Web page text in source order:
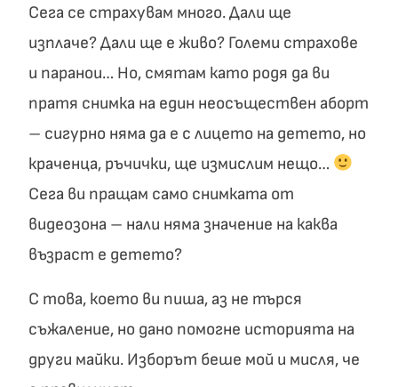
Сега се страхувам много. Дали ще
изплаче? Дали ще е живо? Големи страхове
и паранои… Но, смятам като родя да ви
пратя снимка на един неосъществен аборт
– сигурно няма да е с лицето на детето, но
краченца, ръчички, ще измислим нещо…
Сега ви пращам само снимката от
видеозона – нали няма значение на каква
възраст е детето?
С това, което ви пиша, аз не търся
съжаление, но дано помогне историята на
други майки. Изборът беше мой и мисля, че